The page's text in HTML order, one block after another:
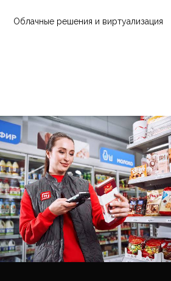
Облачные решения и виртуализация